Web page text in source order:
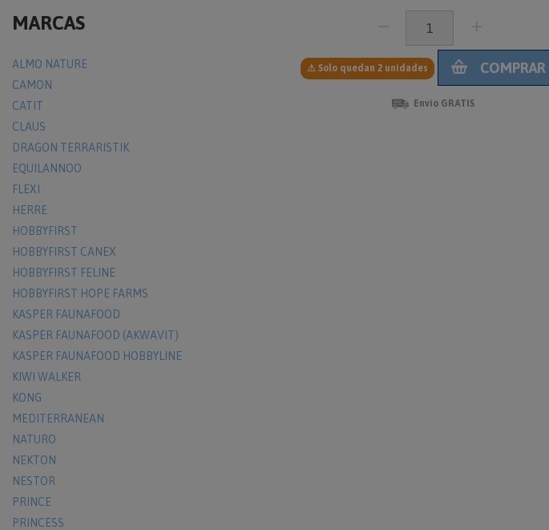
MARCAS
ALMO NATURE
CAMON
CATIT
CLAUS
DRAGON TERRARISTIK
EQUILANNOO
FLEXI
HERRE
HOBBYFIRST
HOBBYFIRST CANEX
HOBBYFIRST FELINE
HOBBYFIRST HOPE FARMS
KASPER FAUNAFOOD
KASPER FAUNAFOOD (AKWAVIT)
KASPER FAUNAFOOD HOBBYLINE
KIWI WALKER
KONG
MEDITERRANEAN
NATURO
NEKTON
NESTOR
PRINCE
PRINCESS
⚠ Solo quedan 2 unidades COMPRAR
Envío GRATIS